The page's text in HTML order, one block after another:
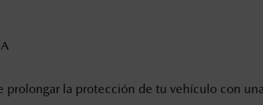
prolongar la protección de tu vehículo con